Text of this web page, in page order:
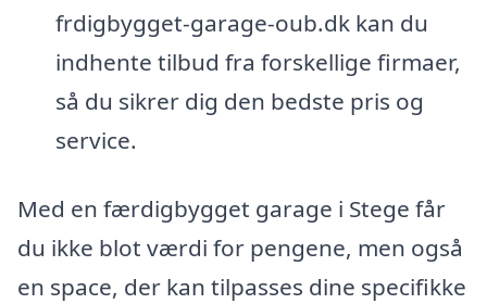
frdigbygget-garage-oub.dk kan du
indhente tilbud fra forskellige firmaer,
så du sikrer dig den bedste pris og
service.
Med en færdigbygget garage i Stege får
du ikke blot værdi for pengene, men også
en space, der kan tilpasses dine specifikke